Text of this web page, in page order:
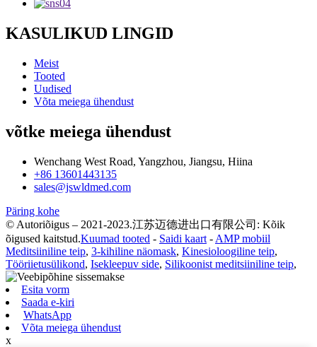
KASULIKUD LINGID
Meist
Tooted
Uudised
Võta meiega ühendust
võtke meiega ühendust
Wenchang West Road, Yangzhou, Jiangsu, Hiina
+86 13601443135
sales@jswldmed.com
Päring kohe
© Autoriõigus – 2021-2023.江苏迈德进出口有限公司: Kõik
õigused kaitstud.Kuumad tooted - Saidi kaart - AMP mobiil
Meditsiiniline teip, 3-kihiline näomask, Kinesioloogiline teip,
Tööriietusülikond, Isekleepuv side, Silikoonist meditsiiniline teip,
Esita vorm
Saada e-kiri
WhatsApp
Võta meiega ühendust
x